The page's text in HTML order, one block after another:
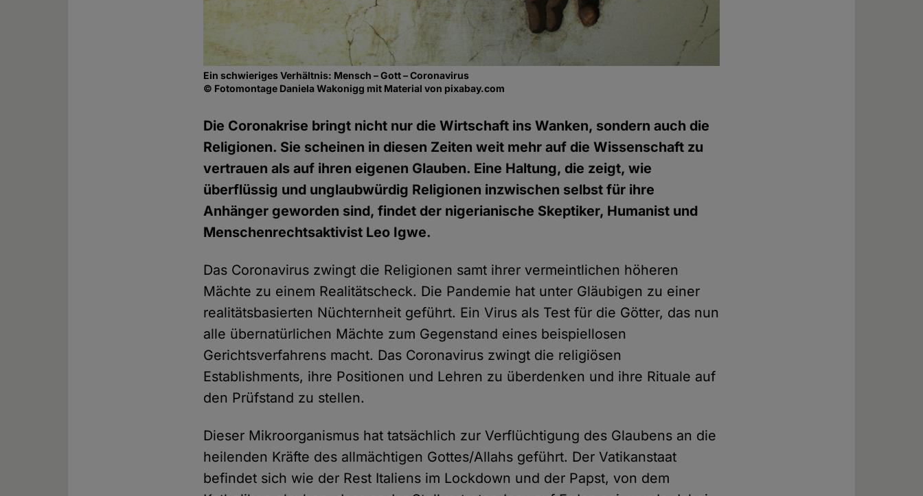
Ein schwieriges Verhältnis: Mensch – Gott – Coronavirus
© Fotomontage Daniela Wakonigg mit Material von pixabay.com
Die Coronakrise bringt nicht nur die Wirtschaft ins Wanken, sondern auch die
Religionen. Sie scheinen in diesen Zeiten weit mehr auf die Wissenschaft zu
vertrauen als auf ihren eigenen Glauben. Eine Haltung, die zeigt, wie
überflüssig und unglaubwürdig Religionen inzwischen selbst für ihre
Anhänger geworden sind, findet der nigerianische Skeptiker, Humanist und
Menschenrechtsaktivist Leo Igwe.
Das Coronavirus zwingt die Religionen samt ihrer vermeintlichen höheren
Mächte zu einem Realitätscheck. Die Pandemie hat unter Gläubigen zu einer
realitätsbasierten Nüchternheit geführt. Ein Virus als Test für die Götter, das nun
alle übernatürlichen Mächte zum Gegenstand eines beispiellosen
Gerichtsverfahrens macht. Das Coronavirus zwingt die religiösen
Establishments, ihre Positionen und Lehren zu überdenken und ihre Rituale auf
den Prüfstand zu stellen.
Dieser Mikroorganismus hat tatsächlich zur Verflüchtigung des Glaubens an die
heilenden Kräfte des allmächtigen Gottes/Allahs geführt. Der Vatikanstaat
befindet sich wie der Rest Italiens im Lockdown und der Papst, von dem